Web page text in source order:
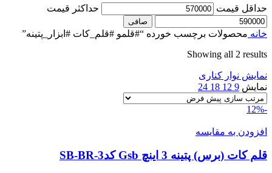
حداقل قیمت حداكثر قيمت
صافی
خانه محصولات برچسب خورده “#قلمو #قلم_کات #ابزار_پتینه”
Showing all 2 results
نمایش نوار کناری
نمایش 9
12
18
24
-12%
افزودن به مقایسه
قلم کات (برس) پتینه 3 اینچ Gsb کدSB-BR-3